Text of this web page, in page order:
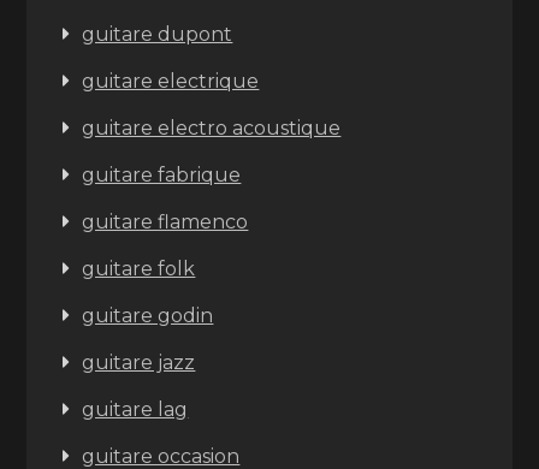
guitare dupont
guitare electrique
guitare electro acoustique
guitare fabrique
guitare flamenco
guitare folk
guitare godin
guitare jazz
guitare lag
guitare occasion